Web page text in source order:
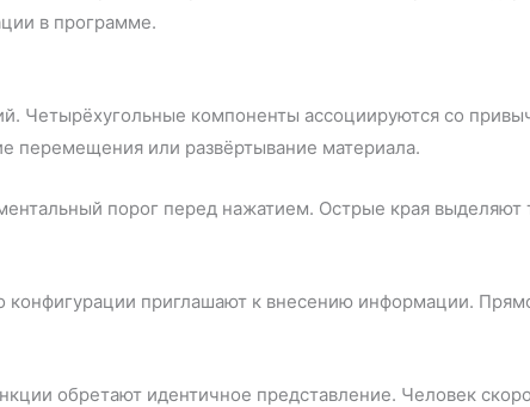
в программе.
Четырёхугольные компоненты ассоциируются со
перемещения или развёртывание материала.
порог перед нажатием. Острые края выделяют
приглашают к внесению информации.
обретают идентичное представление. Человек